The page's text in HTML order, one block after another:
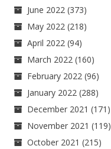
June 2022 (373)
May 2022 (218)
April 2022 (94)
March 2022 (160)
February 2022 (96)
January 2022 (288)
December 2021 (171)
November 2021 (119)
October 2021 (215)